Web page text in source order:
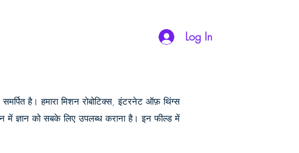
Log In
है। हमारा मिशन रोबोटिक्स, इंटरनेट ऑफ़ थिंग्स
ज्ञान को सबके लिए उपलब्ध कराना है। इन फील्ड में